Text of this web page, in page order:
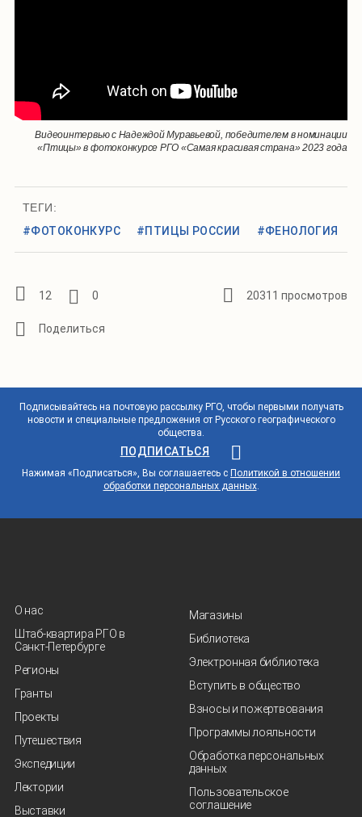
Видеоинтервью с Надеждой Муравьевой, победителем в номинации
«Птицы» в фотоконкурсе РГО «Самая красивая страна» 2023 года
ТЕГИ:
#ФОТОКОНКУРС
#ПТИЦЫ РОССИИ #ФЕНОЛОГИЯ
12 0 20311 просмотров
Подписывайтесь на почтовую рассылку РГО, чтобы первыми получать
новости и специальные предложения от Русского географического
общества.
ПОДПИСАТЬСЯ
Нажимая «Подписаться», Вы соглашаетесь с Политикой в отношении
обработки персональных данных.
О нас
Штаб-квартира РГО в
Санкт‑Петербурге
Регионы
Гранты
Проекты
Путешествия
Экспедиции
Лектории
Выставки
Магазины
Библиотека
Электронная библиотека
Вступить в общество
Взносы и пожертвования
Программы лояльности
Обработка персональных
данных
Пользовательское
соглашение